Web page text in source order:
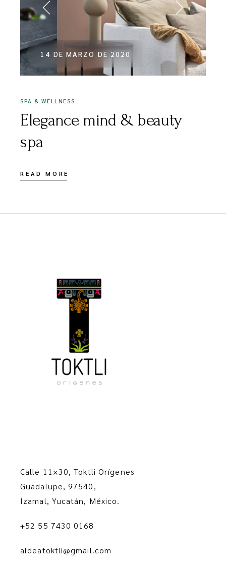
14 DE MARZO DE 2020
SPA & WELLNESS
Elegance mind & beauty
spa
READ MORE
Calle 11×30, Toktli Orígenes
Guadalupe, 97540,
Izamal, Yucatán, México.
+52 55 7430 0168
aldeatoktli@gmail.com